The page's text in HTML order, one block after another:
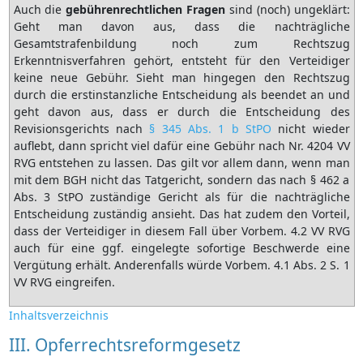
Auch diegebührenrechtlichen Fragen sind (noch) ungeklärt:
Geht man davon aus, dass die nachträgliche
Gesamtstrafenbildung noch zum Rechtszug
Erkenntnisverfahren gehört, entsteht für den Verteidiger
keine neue Gebühr. Sieht man hingegen den Rechtszug
durch die erstinstanzliche Entscheidung als beendet an und
geht davon aus, dass er durch die Entscheidung des
Revisionsgerichts nach § 345 Abs. 1 b StPO nicht wieder
auflebt, dann spricht viel dafür eine Gebühr nach Nr. 4204 VV
RVG entstehen zu lassen. Das gilt vor allem dann, wenn man
mit dem BGH nicht das Tatgericht, sondern das nach § 462 a
Abs. 3 StPO zuständige Gericht als für die nachträgliche
Entscheidung zuständig ansieht. Das hat zudem den Vorteil,
dass der Verteidiger in diesem Fall über Vorbem. 4.2 VV RVG
auch für eine ggf. eingelegte sofortige Beschwerde eine
Vergütung erhält. Anderenfalls würde Vorbem. 4.1 Abs. 2 S. 1
VV RVG eingreifen.
Inhaltsverzeichnis
III. Opferrechtsreformgesetz